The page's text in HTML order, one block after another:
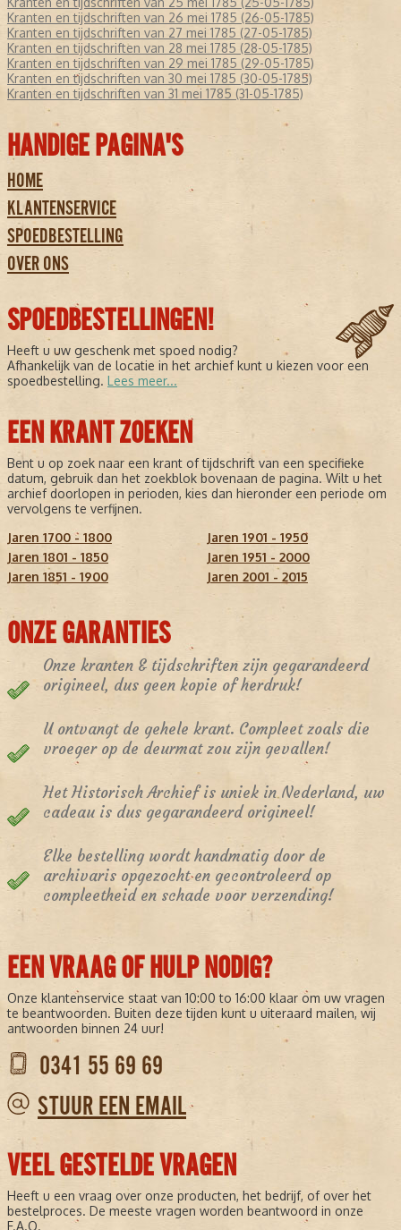
Kranten en tijdschriften van 26 mei 1785 (26-05-1785)
Kranten en tijdschriften van 27 mei 1785 (27-05-1785)
Kranten en tijdschriften van 28 mei 1785 (28-05-1785)
Kranten en tijdschriften van 29 mei 1785 (29-05-1785)
Kranten en tijdschriften van 30 mei 1785 (30-05-1785)
Kranten en tijdschriften van 31 mei 1785 (31-05-1785)
HANDIGE PAGINA'S
HOME
KLANTENSERVICE
SPOEDBESTELLING
OVER ONS
SPOEDBESTELLINGEN!
Heeft u uw geschenk met spoed nodig?
Afhankelijk van de locatie in het archief kunt u kiezen voor een
spoedbestelling. Lees meer...
EEN KRANT ZOEKEN
Bent u op zoek naar een krant of tijdschrift van een specifieke
datum, gebruik dan het zoekblok bovenaan de pagina. Wilt u het
archief doorlopen in perioden, kies dan hieronder een periode om
vervolgens te verfijnen.
Jaren 1700 - 1800
Jaren 1801 - 1850
Jaren 1851 - 1900
Jaren 1901 - 1950
Jaren 1951 - 2000
Jaren 2001 - 2015
ONZE GARANTIES
Onze kranten & tijdschriften zijn gegarandeerd
origineel, dus geen kopie of herdruk!
U ontvangt de gehele krant. Compleet zoals die
vroeger op de deurmat zou zijn gevallen!
Het Historisch Archief is uniek in Nederland, uw
cadeau is dus gegarandeerd origineel!
Elke bestelling wordt handmatig door de
archivaris opgezocht en gecontroleerd op
compleetheid en schade voor verzending!
EEN VRAAG OF HULP NODIG?
Onze klantenservice staat van 10:00 to 16:00 klaar om uw vragen
te beantwoorden. Buiten deze tijden kunt u uiteraard mailen, wij
antwoorden binnen 24 uur!
0341 55 69 69
STUUR EEN EMAIL
VEEL GESTELDE VRAGEN
Heeft u een vraag over onze producten, het bedrijf, of over het
bestelproces. De meeste vragen worden beantwoord in onze
F.A.Q.